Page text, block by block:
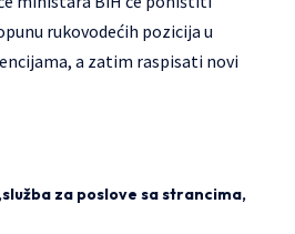
rukovodećih pozicija u
a zatim raspisati novi
služba za poslove sa strancima